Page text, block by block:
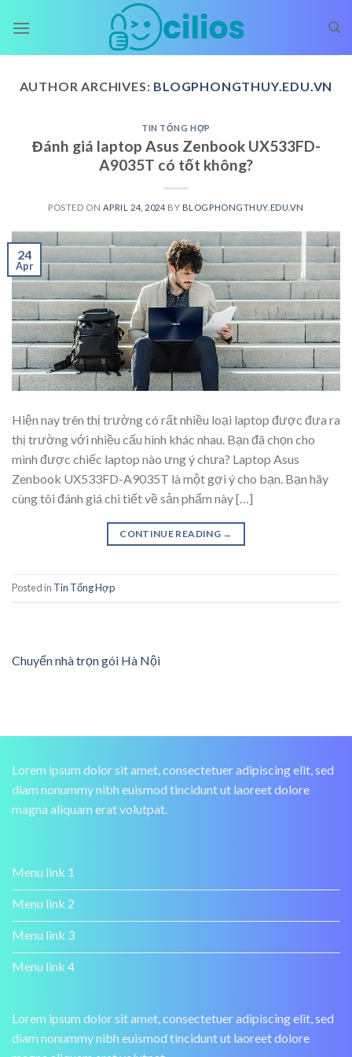
AUTHOR ARCHIVES: BLOGPHONGTHUY.EDU.VN
TIN TỔNG HỢP
Đánh giá laptop Asus Zenbook UX533FD-
A9035T có tốt không?
POSTED ON APRIL 24, 2024 BY BLOGPHONGTHUY.EDU.VN
24
Apr
Hiện nay trên thị trường có rất nhiều loại laptop được đưa ra
thị trường với nhiều cấu hình khác nhau. Bạn đã chọn cho
mình được chiếc laptop nào ưng ý chưa? Laptop Asus
Zenbook UX533FD-A9035T là một gợi ý cho bạn. Bạn hãy
cùng tôi đánh giá chi tiết về sản phẩm này […]
CONTINUE READING →
Posted in Tin Tổng Hợp
Chuyển nhà trọn gói Hà Nội
Lorem ipsum dolor sit amet, consectetuer adipiscing elit, sed
diam nonummy nibh euismod tincidunt ut laoreet dolore
magna aliquam erat volutpat.
Menu link 1
Menu link 2
Menu link 3
Menu link 4
Lorem ipsum dolor sit amet, consectetuer adipiscing elit, sed
diam nonummy nibh euismod tincidunt ut laoreet dolore